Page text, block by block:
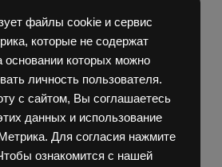
файлы cookie и сервис
которые не содержат
основании которых можно
личность пользователя.
с сайтом, Вы соглашаетесь
данных и использование
Для согласия нажмите
ознакомится с нашей
1784, 1786